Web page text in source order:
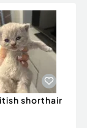
shorthair